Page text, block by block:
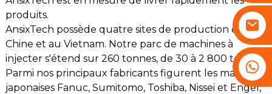
+86 13530645990
produits.
AnsixTech possède quatre sites de production en
Chine et au Vietnam. Notre parc de machines à
injecter s'étend sur 260 tonnes, de 30 à 2 800 tonnes.
Parmi nos principaux fabricants figurent les marques
japonaises Fanuc, Sumitomo, Toshiba, Nissei et Engel,